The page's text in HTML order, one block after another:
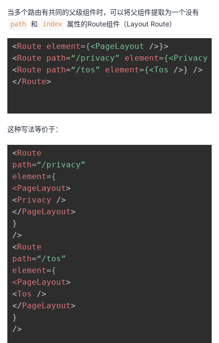
当多个路由有共同的父级组件时，可以将父组件提取为一个没有
path 和 index 属性的Route组件（Layout Route）
<Route element={<PageLayout />
<Route path=“/privacy” element={<Privacy
<Route path=“/tos” element={<Tos />
</Route>
这种写法等价于：
<Route
path=“/privacy”
element={
<PageLayout>
<Privacy
/>
</PageLayout>
}
<Route
path=“/tos”
element={
<PageLayout>
<Tos
/>
</PageLayout>
}
/>